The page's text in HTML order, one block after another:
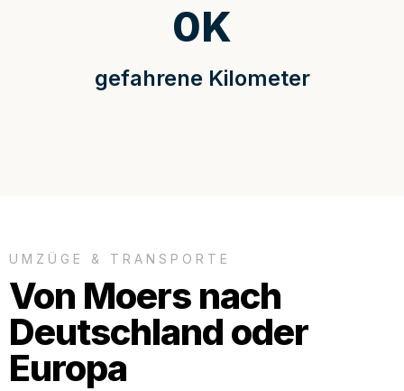
gefahrene Kilometer
0K
UMZÜGE & TRANSPORTE
Von Moers nach
Deutschland oder
Europa